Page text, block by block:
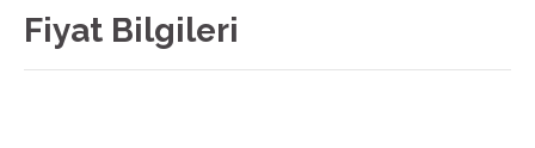
Fiyat Bilgileri